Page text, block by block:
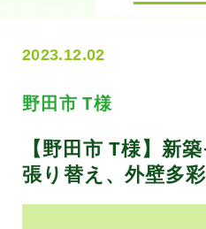
2023.12.02
野田市 T様
【野田市 T様】新
張り替え、外壁多